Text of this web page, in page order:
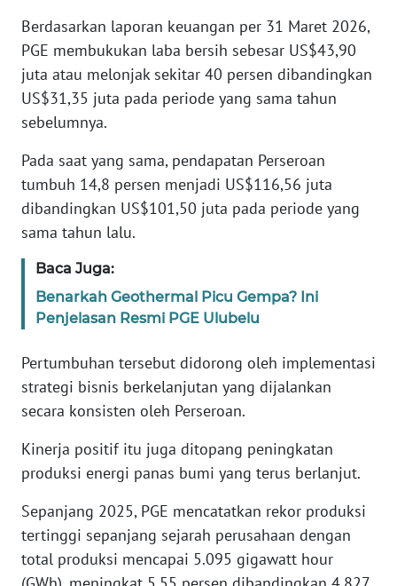
Berdasarkan laporan keuangan per 31 Maret 2026,
PGE membukukan laba bersih sebesar US$43,90
juta atau melonjak sekitar 40 persen dibandingkan
US$31,35 juta pada periode yang sama tahun
sebelumnya.
Pada saat yang sama, pendapatan Perseroan
tumbuh 14,8 persen menjadi US$116,56 juta
dibandingkan US$101,50 juta pada periode yang
sama tahun lalu.
Baca Juga:
Benarkah Geothermal Picu Gempa? Ini
Penjelasan Resmi PGE Ulubelu
Pertumbuhan tersebut didorong oleh implementasi
strategi bisnis berkelanjutan yang dijalankan
secara konsisten oleh Perseroan.
Kinerja positif itu juga ditopang peningkatan
produksi energi panas bumi yang terus berlanjut.
Sepanjang 2025, PGE mencatatkan rekor produksi
tertinggi sepanjang sejarah perusahaan dengan
total produksi mencapai 5.095 gigawatt hour
SUMUT
WN
JAKARTA
JABAR
WN
WN
NTT
WN
PAPUA
WN
PAPUA
BARAT
WN
RIAU